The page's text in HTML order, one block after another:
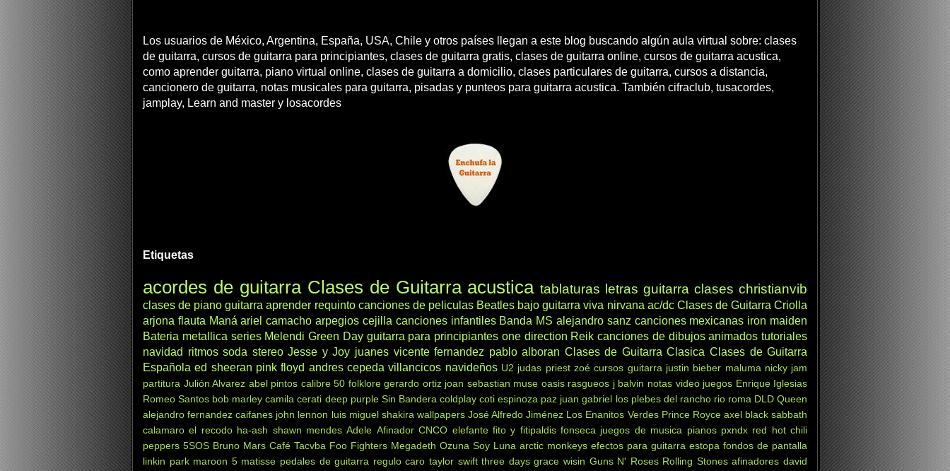
Los usuarios de México, Argentina, España, USA, Chile y otros países llegan a este blog buscando algún aula virtual sobre: clases
de guitarra, cursos de guitarra para principiantes, clases de guitarra gratis, clases de guitarra online, cursos de guitarra acustica,
como aprender guitarra, piano virtual online, clases de guitarra a domicilio, clases particulares de guitarra, cursos a distancia,
cancionero de guitarra, notas musicales para guitarra, pisadas y punteos para guitarra acustica. También cifraclub, tusacordes,
jamplay, Learn and master y losacordes
Etiquetas
acordes de guitarra Clases de Guitarra acustica tablaturas letras guitarra clases christianvib
clases de piano guitarra aprender requinto canciones de peliculas Beatles bajo guitarra viva nirvana ac/dc Clases de Guitarra Criolla
arjona flauta Maná ariel camacho arpegios cejilla canciones infantiles Banda MS alejandro sanz canciones mexicanas iron maiden
Bateria metallica series Melendi Green Day guitarra para principiantes one direction Reik canciones de dibujos animados tutoriales
navidad ritmos soda stereo Jesse y Joy juanes vicente fernandez pablo alboran Clases de Guitarra Clasica Clases de Guitarra
Española ed sheeran pink floyd andres cepeda villancicos navideños U2 judas priest zoé cursos guitarra justin bieber maluma nicky jam
partitura Julión Alvarez abel pintos calibre 50 folklore gerardo ortiz joan sebastian muse oasis rasgueos j balvin notas video juegos Enrique Iglesias
Romeo Santos bob marley camila cerati deep purple Sin Bandera coldplay coti espinoza paz juan gabriel los plebes del rancho rio roma DLD Queen
alejandro fernandez caifanes john lennon luis miguel shakira wallpapers José Alfredo Jiménez Los Enanitos Verdes Prince Royce axel black sabbath
calamaro el recodo ha-ash shawn mendes Adele Afinador CNCO elefante fito y fitipaldis fonseca juegos de musica pianos pxndx red hot chili
peppers 5SOS Bruno Mars Café Tacvba Foo Fighters Megadeth Ozuna Soy Luna arctic monkeys efectos para guitarra estopa fondos de pantalla
linkin park maroon 5 matisse pedales de guitarra regulo caro taylor swift three days grace wisin Guns N' Roses Rolling Stones afinadores david